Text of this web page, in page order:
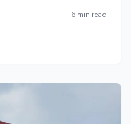
6 min read